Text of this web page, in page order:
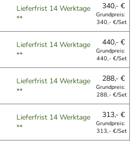
Lieferfrist 14 Werktage
**
340,- €
Grundpreis:
340,- €/Set
Lieferfrist 14 Werktage
**
440,- €
Grundpreis:
440,- €/Set
Lieferfrist 14 Werktage
**
288,- €
Grundpreis:
288,- €/Set
Lieferfrist 14 Werktage
**
313,- €
Grundpreis:
313,- €/Set